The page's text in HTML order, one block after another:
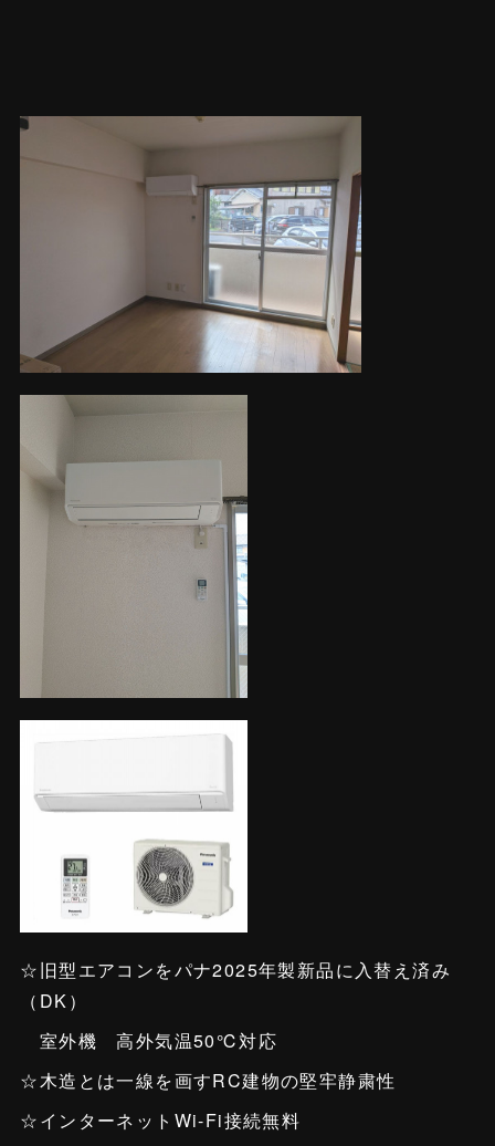
☆旧型エアコンをパナ2025年製新品に入替え済み
（DK）
室外機 高外気温50℃対応
☆木造とは一線を画すRC建物の堅牢静粛性
☆インターネットWi-Fi接続無料